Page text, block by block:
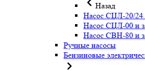
Назад
Насос СЦЛ-20/24
Насос СЦЛ-00 и
Насос СВН-80 и
Ручные насосы
Бензиновые